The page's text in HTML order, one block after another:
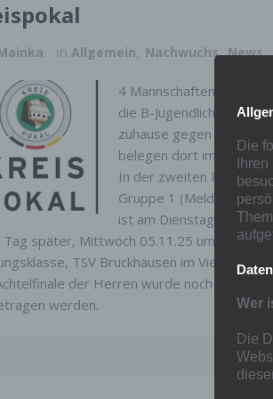
in Allgemein, Nachwuchs,News,
4 Mannschaften der
die B-Jugendlichen ran.
zuhause gegen den VFB
belegen dort im
In der zweiten Runde
Gruppe 1 (Meldeliga)
ist am Dienstag
Tag später, Mittwoch 05.11.25 um 19 Uhr,
TSV Bruckhausen im Viertelfinale.
der Herren wurde noch nicht
werden.
Die
Wer
Die